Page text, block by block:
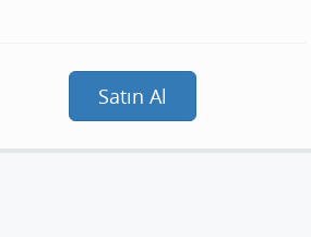
Satın Al